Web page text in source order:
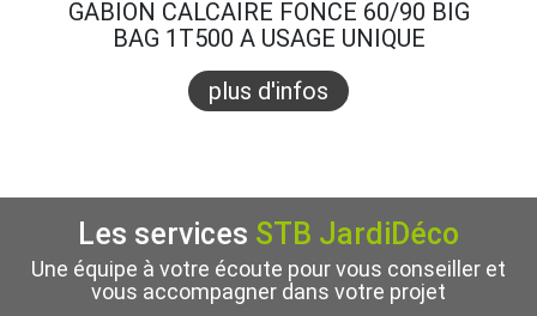
GABION CALCAIRE FONCE 60/90 BIG
BAG 1T500 A USAGE UNIQUE
plus d'infos
Les services STB JardiDéco
Une équipe à votre écoute pour vous conseiller et
vous accompagner dans votre projet